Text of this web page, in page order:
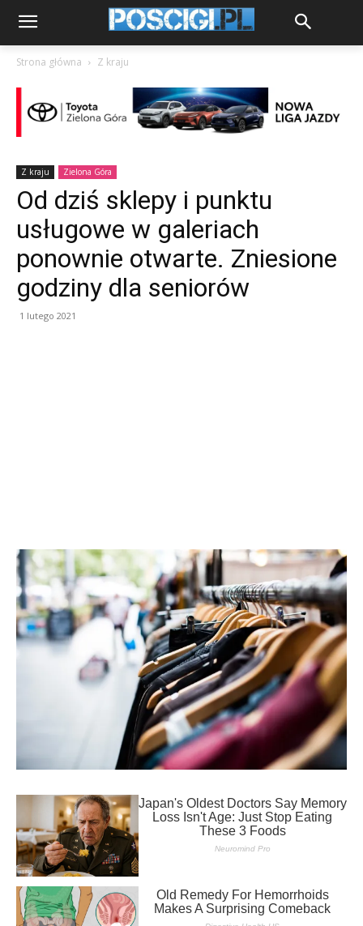
Strona główna Z kraju
Z kraju Zielona Góra
Od dziś sklepy i punktu
usługowe w galeriach
ponownie otwarte. Zniesione
godziny dla seniorów
1 lutego 2021